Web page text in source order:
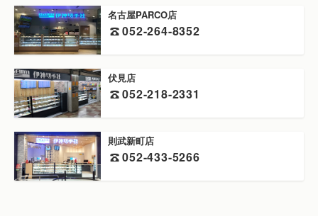
名古屋PARCO店
052-264-8352
伏見店
052-218-2331
則武新町店
052-433-5266